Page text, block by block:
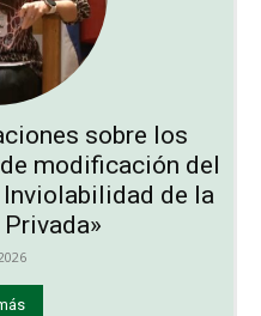
sobre los
modificación del
de la